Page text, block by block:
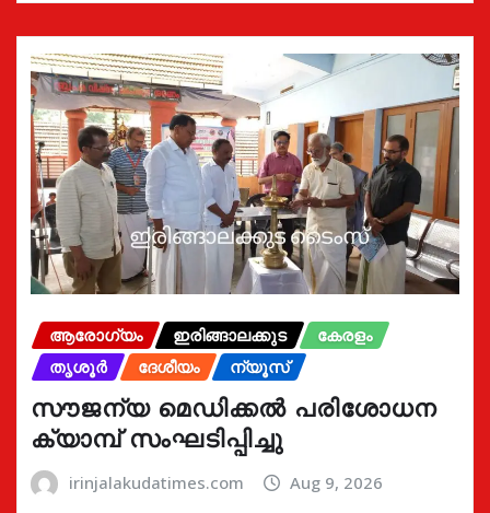
ആരോഗ്യം ഇരിങ്ങാലക്കുട
കേരളം
തൃശൂർ
ദേശീയം ന്യൂസ്
സൗജന്യ മെഡിക്കൽ പരിശോധന
ക്യാമ്പ് സംഘടിപ്പിച്ചു
irinjalakudatimes.com Aug 9, 2026